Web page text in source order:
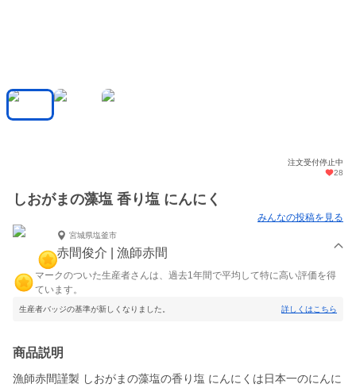
注文受付停止中
28
しおがまの藻塩 香り塩 にんにく
みんなの投稿を見る
宮城県塩釜市
赤間俊介 | 漁師赤間
マークのついた生産者さんは、過去1年間で平均して特に高い評価を得
ています。
生産者バッジの基準が新しくなりました。 詳しくはこちら
商品説明
漁師赤間謹製 しおがまの藻塩の香り塩 にんにくは日本一のにんに